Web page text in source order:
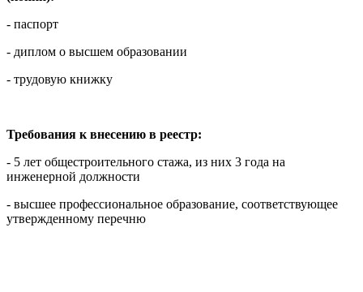
- паспорт
- диплом о высшем образовании
- трудовую книжку
Требования к внесению в реестр:
- 5 лет общестроительного стажа, из них 3 года на
инженерной должности
- высшее профессиональное образование, соответствующее
утвержденному перечню